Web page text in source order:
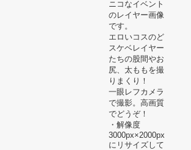
ニコなイベント
のレイヤー画像
です。
エロいコスのど
スケベレイヤー
たちの股間やお
尻、太ももを撮
りまくり！
一眼レフカメラ
で撮影。高画質
でどうぞ！
・解像度
3000px×2000px
にリサイズして